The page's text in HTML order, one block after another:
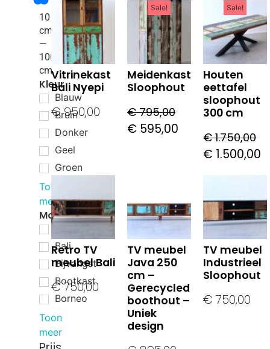
10
cm
—
100
cm
Kleur
Blauw
Bruin
Donker
Geel
Groen
Toon
meer
Model
Bali
Bijvangst
Bootkast
Borneo
Toon
meer
Vitrinekast
Bali Nyepi
€950,00
Sale!
Meidenkast
Sloophout
€795,00
€ 595,00
Sale!
Houten
eettafel
sloophout
300 cm
€1.750,00
€ 1.500,00
Retro TV
meubel Bali
€750,00
TV meubel
Java 250
cm –
Gerecycled
boothout –
Uniek
design
TV meubel
Industrieel
Sloophout
€ 750,00